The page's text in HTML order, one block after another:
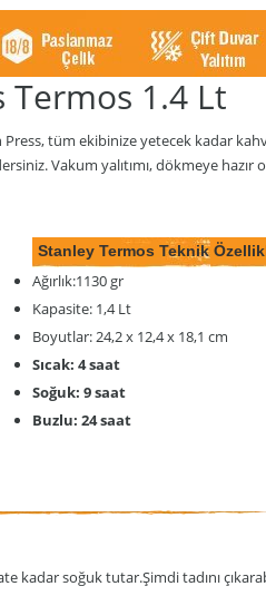
Termos 1.4 Lt
tüm ekibinize yetecek kadar
Vakum yalıtımı, dökmeye
Stanley Termos Teknik
Ağırlık:1130 gr
Kapasite: 1,4 Lt
Boyutlar: 24,2 x 12,4 x 18,1 cm
Sıcak: 4 saat
Soğuk: 9 saat
Buzlu: 24 saat
kadar soğuk tutar.Şimdi tadını